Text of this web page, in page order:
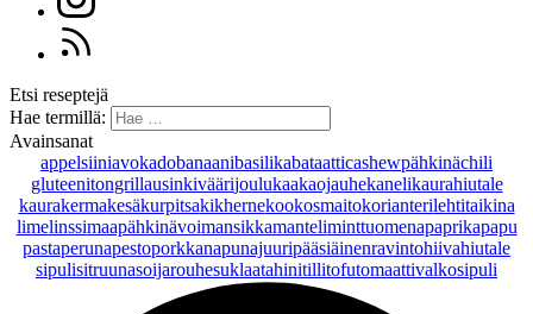
Etsi reseptejä
Hae termillä:
Avainsanat
appelsiiniavokadobanaanibasilikabataatticashewpähkinächili
gluteenitongrillausinkiväärijoulukaakaojauhekanelikaurahiutale
kaurakermakesäkurpitsakikhernekookosmaitokorianterilehtitaikina
limelinssimaapähkinävoimansikkamanteliminttuomenapaprikapapu
pastaperunapestoporkkanapunajuuripääsiäinenravintohiivahiutale
sipulisitruunasoijarouhesuklaatahinitillitofutomaattivalkosipuli